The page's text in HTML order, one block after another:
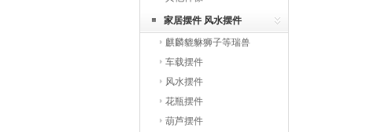
家居摆件 风水摆件
麒麟貔貅狮子等瑞兽
车载摆件
风水摆件
花瓶摆件
葫芦摆件